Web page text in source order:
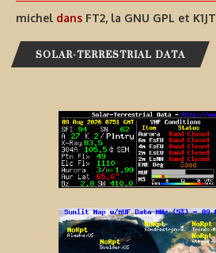
michel dans FT2, la GNU GPL et K1JT
SOLAR-TERRESTRIAL DATA